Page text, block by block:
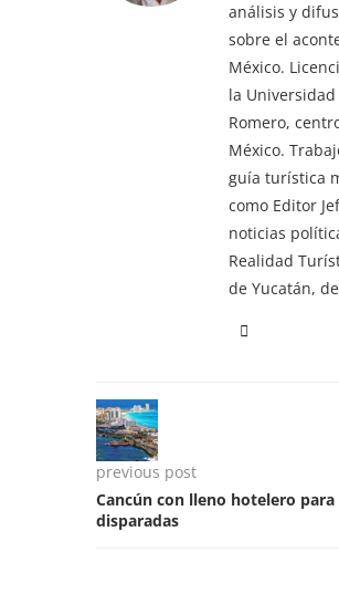
análisis y
sobre el
México.
la
Romero,
México.
guía turística
como Editor
noticias
Realidad
de Yucatán,
previous post
Cancún con lleno hotelero
disparadas